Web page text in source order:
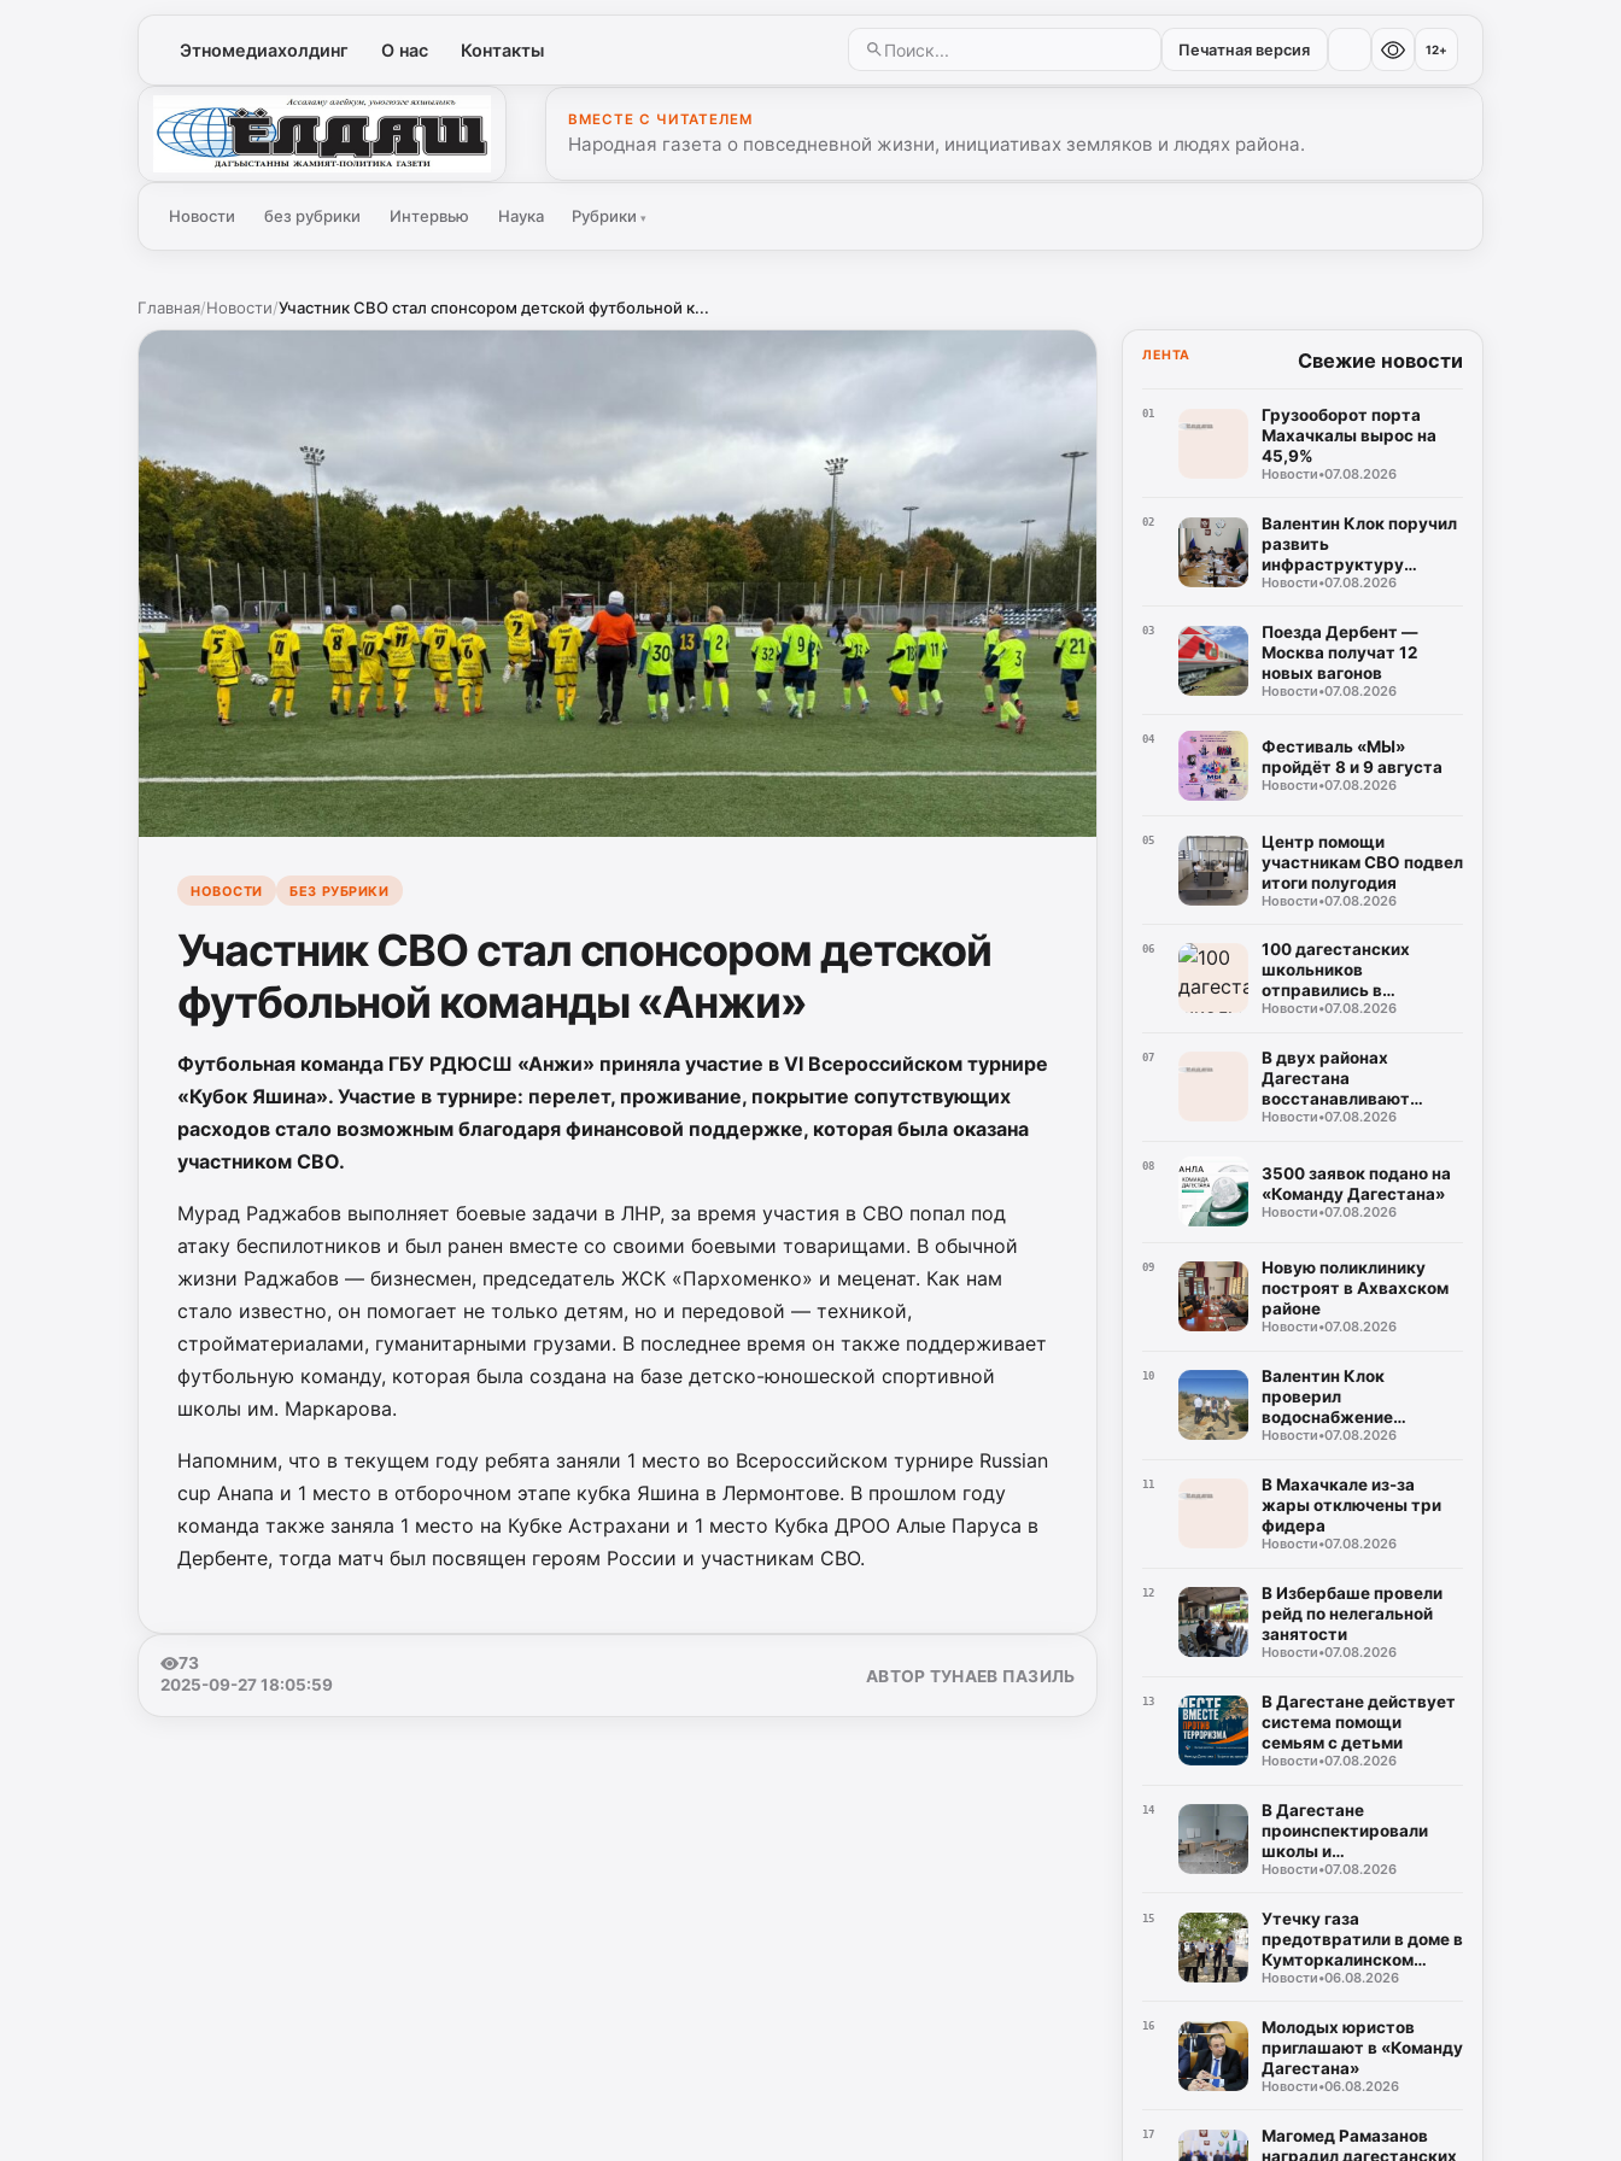
Этномедиахолдинг О нас Контакты Печатная версия 12+
Ёлдаш
ВМЕСТЕ С ЧИТАТЕЛЕМ
Народная газета о повседневной жизни, инициативах земляков и людях района.
Новости без рубрики Интервью Наука Рубрики▾
Главная/Новости/Участник СВО стал спонсором детской футбольной к...
НОВОСТИ БЕЗ РУБРИКИ
Участник СВО стал спонсором детской
футбольной команды «Анжи»
Футбольная команда ГБУ РДЮСШ «Анжи» приняла участие в VI Всероссийском турнире
«Кубок Яшина». Участие в турнире: перелет, проживание, покрытие сопутствующих
расходов стало возможным благодаря финансовой поддержке, которая была оказана
участником СВО.
Мурад Раджабов выполняет боевые задачи в ЛНР, за время участия в СВО попал под
атаку беспилотников и был ранен вместе со своими боевыми товарищами. В обычной
жизни Раджабов — бизнесмен, председатель ЖСК «Пархоменко» и меценат. Как нам
стало известно, он помогает не только детям, но и передовой — техникой,
стройматериалами, гуманитарными грузами. В последнее время он также поддерживает
футбольную команду, которая была создана на базе детско-юношеской спортивной
школы им. Маркарова.
Напомним, что в текущем году ребята заняли 1 место во Всероссийском турнире Russian
cup Анапа и 1 место в отборочном этапе кубка Яшина в Лермонтове. В прошлом году
команда также заняла 1 место на Кубке Астрахани и 1 место Кубка ДРОО Алые Паруса в
Дербенте, тогда матч был посвящен героям России и участникам СВО.
73
2025-09-27 18:05:59
АВТОР ТУНАЕВ ПАЗИЛЬ
ЛЕНТА Свежие новости
01
Грузооборот порта
Махачкалы вырос на
45,9%
Новости•07.08.2026
02
Валентин Клок поручил
развить
инфраструктуру
Каспийской флотилии
Новости•07.08.2026
03
Поезда Дербент —
Москва получат 12
новых вагонов
Новости•07.08.2026
04
Фестиваль «МЫ»
пройдёт 8 и 9 августа
Новости•07.08.2026
05
Центр помощи
участникам СВО подвел
итоги полугодия
Новости•07.08.2026
06
100 дагестанских
школьников
отправились в
Петербург
Новости•07.08.2026
07
В двух районах
Дагестана
восстанавливают
дороги после ливней
Новости•07.08.2026
08
3500 заявок подано на
«Команду Дагестана»
Новости•07.08.2026
09
Новую поликлинику
построят в Ахвахском
районе
Новости•07.08.2026
10
Валентин Клок
проверил
водоснабжение
Буйнакска
Новости•07.08.2026
11
В Махачкале из-за
жары отключены три
фидера
Новости•07.08.2026
12
В Избербаше провели
рейд по нелегальной
занятости
Новости•07.08.2026
13
В Дагестане действует
система помощи
семьям с детьми
Новости•07.08.2026
14
В Дагестане
проинспектировали
школы и
восстановление дорог
Новости•07.08.2026
15
Утечку газа
предотвратили в доме в
Кумторкалинском
районе
Новости•06.08.2026
16
Молодых юристов
приглашают в «Команду
Дагестана»
Новости•06.08.2026
17
Магомед Рамазанов
наградил дагестанских